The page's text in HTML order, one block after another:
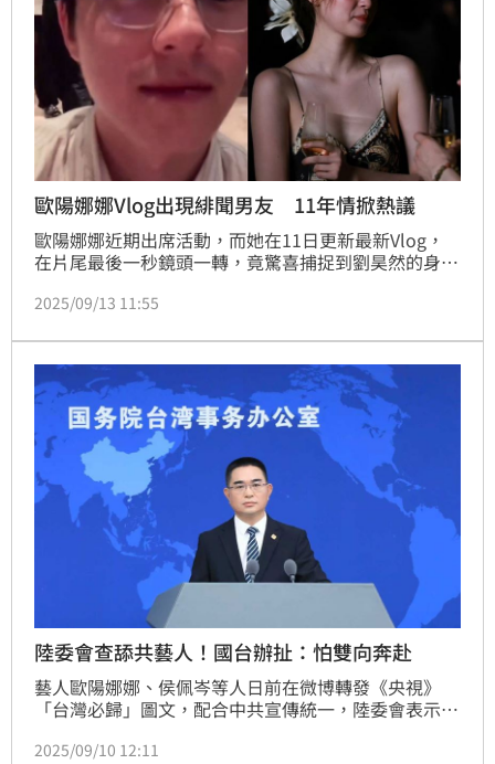
歐陽娜娜Vlog出現緋聞男友 11年情掀熱議
歐陽娜娜近期出席活動，而她在11日更新最新Vlog，
在片尾最後一秒鏡頭一轉，竟驚喜捕捉到劉昊然的身
瀏覽量破億。兩人因2014年合作電影《北京愛情故
框，瞬間勾起粉絲心中「昊娜CP」的青春回憶。
2025/09/13 11:55
陸委會查舔共藝人！國台辦扯：怕雙向奔赴
藝人歐陽娜娜、侯佩岑等人日前在微博轉發《央視》
「台灣必歸」圖文，配合中共宣傳統一，陸委會表示已
定。但中國3日舉行閱兵，仍有多名藝人轉發《央視》
2025/09/10 12:11